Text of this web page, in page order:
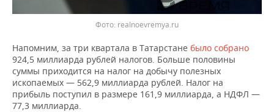
Фото: realnoevremya.ru
Напомним, за три квартала в Татарстане было собрано
924,5 миллиарда рублей налогов. Больше половины
суммы приходится на налог на добычу полезных
ископаемых — 562,9 миллиарда рублей. Налог на
прибыль поступил в размере 161,9 миллиарда, а НДФЛ —
77,3 миллиарда.